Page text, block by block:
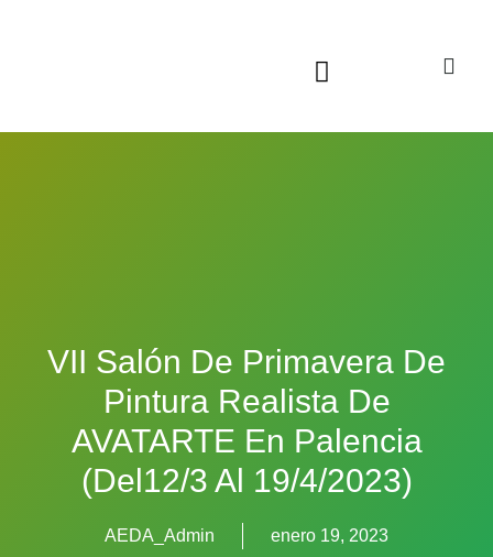
VII Salón De Primavera De
Pintura Realista De
AVATARTE En Palencia
(del12/3 Al 19/4/2023)
AEDA_Admin enero 19, 2023